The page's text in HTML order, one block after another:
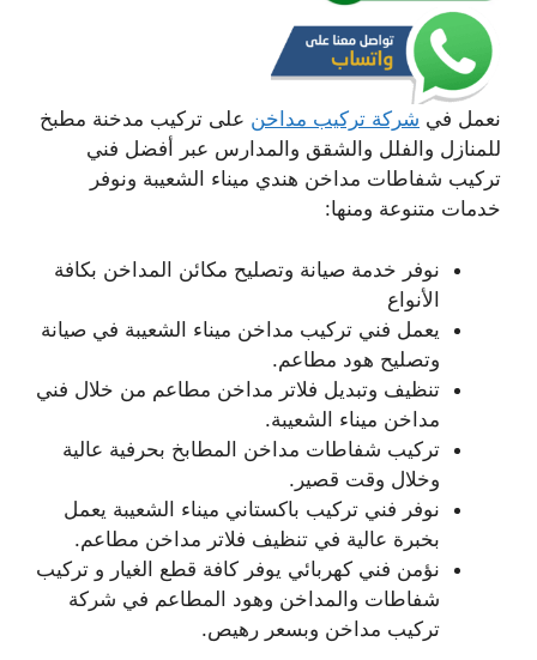
نعمل في شركة تركيب مداخن على تركيب مدخنة مطبخ
للمنازل والفلل والشقق والمدارس عبر أفضل فني
تركيب شفاطات مداخن هندي ميناء الشعيبة ونوفر
خدمات متنوعة ومنها:
نوفر خدمة صيانة وتصليح مكائن المداخن بكافة
الأنواع
يعمل فني تركيب مداخن ميناء الشعيبة في صيانة
وتصليح هود مطاعم.
تنظيف وتبديل فلاتر مداخن مطاعم من خلال فني
مداخن ميناء الشعيبة.
تركيب شفاطات مداخن المطابخ بحرفية عالية
وخلال وقت قصير.
نوفر فني تركيب باكستاني ميناء الشعيبة يعمل
بخبرة عالية في تنظيف فلاتر مداخن مطاعم.
نؤمن فني كهربائي يوفر كافة قطع الغيار و تركيب
شفاطات والمداخن وهود المطاعم في شركة
تركيب مداخن وبسعر رهيص.